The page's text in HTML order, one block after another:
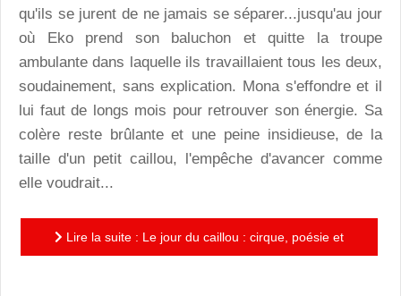
qu'ils se jurent de ne jamais se séparer...jusqu'au jour
où Eko prend son baluchon et quitte la troupe
ambulante dans laquelle ils travaillaient tous les deux,
soudainement, sans explication. Mona s'effondre et il
lui faut de longs mois pour retrouver son énergie. Sa
colère reste brûlante et une peine insidieuse, de la
taille d'un petit caillou, l'empêche d'avancer comme
elle voudrait...
Lire la suite : Le jour du caillou : cirque, poésie et